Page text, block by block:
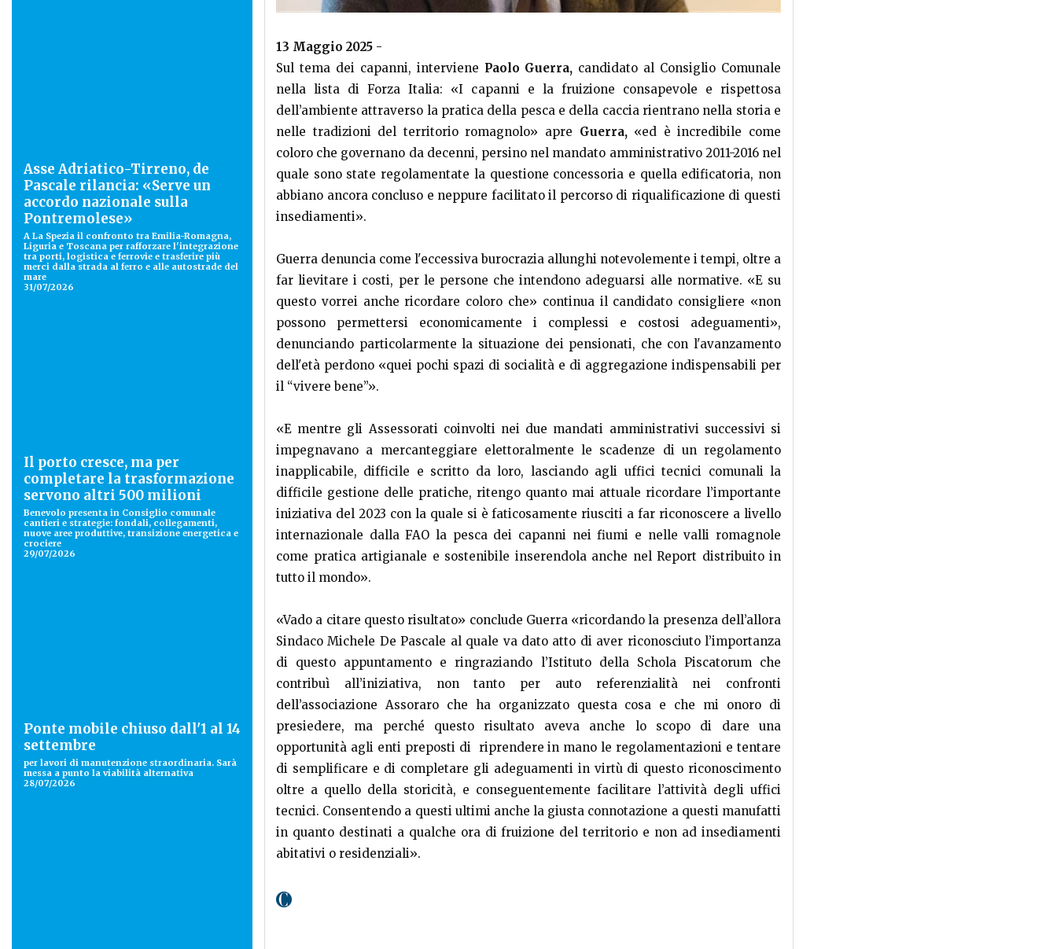
Asse Adriatico-Tirreno, de
Pascale rilancia: «Serve un
accordo nazionale sulla
Pontremolese»
A La Spezia il confronto tra Emilia-Romagna,
Liguria e Toscana per rafforzare l'integrazione
tra porti, logistica e ferrovie e trasferire più
merci dalla strada al ferro e alle autostrade del
mare
31/07/2026
Il porto cresce, ma per
completare la trasformazione
servono altri 500 milioni
Benevolo presenta in Consiglio comunale
cantieri e strategie: fondali, collegamenti,
nuove aree produttive, transizione energetica e
crociere
29/07/2026
Ponte mobile chiuso dall'1 al 14
settembre
per lavori di manutenzione straordinaria. Sarà
messa a punto la viabilità alternativa
28/07/2026
13 Maggio 2025 -
Sul tema dei capanni, interviene Paolo Guerra, candidato al Consiglio Comunale
nella lista di Forza Italia: «I capanni e la fruizione consapevole e rispettosa
dell’ambiente attraverso la pratica della pesca e della caccia rientrano nella storia e
nelle tradizioni del territorio romagnolo» apre Guerra,«ed è incredibile come
coloro che governano da decenni, persino nel mandato amministrativo 2011-2016 nel
quale sono state regolamentate la questione concessoria e quella edificatoria, non
abbiano ancora concluso e neppure facilitato il percorso di riqualificazione di questi
insediamenti».
Guerra denuncia come l'eccessiva burocrazia allunghi notevolemente i tempi, oltre a
far lievitare i costi, per le persone che intendono adeguarsi alle normative. «E su
questo vorrei anche ricordare coloro che» continua il candidato consigliere «non
possono permettersi economicamente i complessi e costosi adeguamenti»,
denunciando particolarmente la situazione dei pensionati, che con l'avanzamento
dell'età perdono «quei pochi spazi di socialità e di aggregazione indispensabili per
il “vivere bene”».
«E mentre gli Assessorati coinvolti nei due mandati amministrativi successivi si
impegnavano a mercanteggiare elettoralmente le scadenze di un regolamento
inapplicabile, difficile e scritto da loro, lasciando agli uffici tecnici comunali la
difficile gestione delle pratiche, ritengo quanto mai attuale ricordare l’importante
iniziativa del 2023 con la quale si è faticosamente riusciti a far riconoscere a livello
internazionale dalla FAO la pesca dei capanni nei fiumi e nelle valli romagnole
come pratica artigianale e sostenibile inserendola anche nel Report distribuito in
tutto il mondo».
«Vado a citare questo risultato» conclude Guerra «ricordando la presenza dell’allora
Sindaco Michele De Pascale al quale va dato atto di aver riconosciuto l’importanza
di questo appuntamento e ringraziando l’Istituto della Schola Piscatorum che
contribuì all’iniziativa, non tanto per auto referenzialità nei confronti
dell’associazione Assoraro che ha organizzato questa cosa e che mi onoro di
presiedere, ma perché questo risultato aveva anche lo scopo di dare una
opportunità agli enti preposti di riprendere in mano le regolamentazioni e tentare
di semplificare e di completare gli adeguamenti in virtù di questo riconoscimento
oltre a quello della storicità, e conseguentemente facilitare l’attività degli uffici
tecnici. Consentendo a questi ultimi anche la giusta connotazione a questi manufatti
in quanto destinati a qualche ora di fruizione del territorio e non ad insediamenti
abitativi o residenziali».